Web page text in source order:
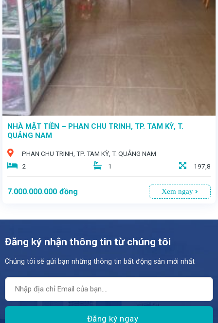
NHÀ MẶT TIỀN – PHAN CHU TRINH, TP. TAM KỲ, T.
QUẢNG NAM
PHAN CHU TRINH, TP. TAM KỲ, T. QUẢNG NAM
2
1 197,8
7.000.000.000 đồng Xem ngay
Đăng ký nhận thông tin từ chúng tôi
Chúng tôi sẽ gửi bạn những thông tin bất động sản mới nhất